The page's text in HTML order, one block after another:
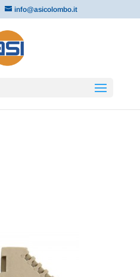
info@asicolombo.it